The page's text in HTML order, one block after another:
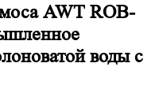
AWT ROB-
воды с